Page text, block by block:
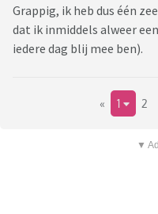
Grappig, ik heb dus één
dat ik inmiddels alweer
iedere dag blij mee ben).
« 1 2
▼